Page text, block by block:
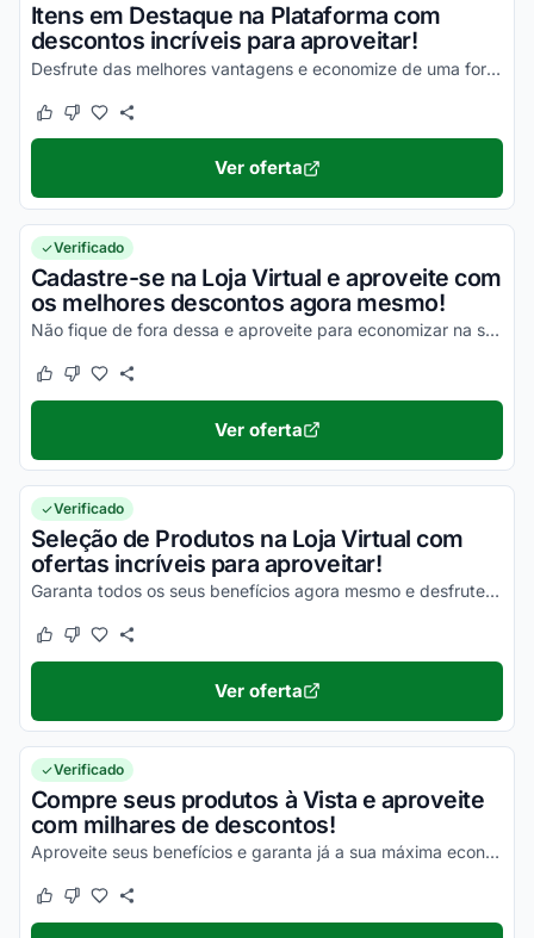
Itens em Destaque na Plataforma com
descontos incríveis para aproveitar!
Desfrute das melhores vantagens e economize de uma forma simples nas suas compras!
Este cupom funcionou
Este cupom não funcionou
Ver oferta
Verificado
Cadastre-se na Loja Virtual e aproveite com
os melhores descontos agora mesmo!
Não fique de fora dessa e aproveite para economizar na sua Primeira Compra!
Este cupom funcionou
Este cupom não funcionou
Ver oferta
Verificado
Seleção de Produtos na Loja Virtual com
ofertas incríveis para aproveitar!
Garanta todos os seus benefícios agora mesmo e desfrute das melhores vantagens!
Este cupom funcionou
Este cupom não funcionou
Ver oferta
Verificado
Compre seus produtos à Vista e aproveite
com milhares de descontos!
Aproveite seus benefícios e garanta já a sua máxima economia!
Este cupom funcionou
Este cupom não funcionou